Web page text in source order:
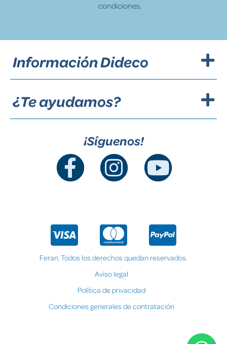
condiciones.
Información Dideco
¿Te ayudamos?
¡Síguenos!
Feran. Todos los derechos quedan reservados.
Aviso legal
Política de privacidad
Condiciones generales de contratación